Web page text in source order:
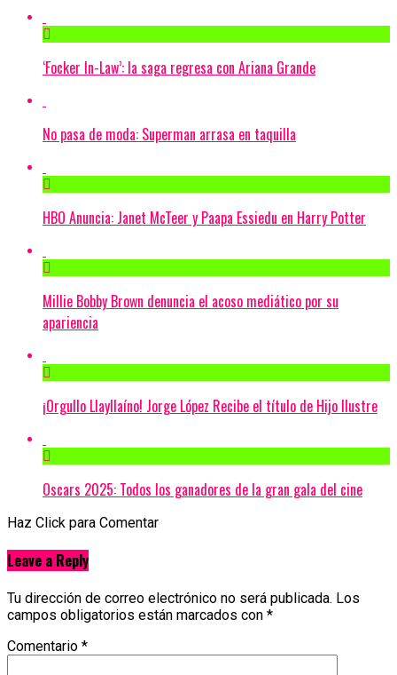
‘Focker In-Law’: la saga regresa con Ariana Grande
No pasa de moda: Superman arrasa en taquilla
HBO Anuncia: Janet McTeer y Paapa Essiedu en Harry Potter
Millie Bobby Brown denuncia el acoso mediático por su
apariencia
¡Orgullo Llayllaíno! Jorge López Recibe el título de Hijo Ilustre
Oscars 2025: Todos los ganadores de la gran gala del cine
Haz Click para Comentar
Leave a Reply
Tu dirección de correo electrónico no será publicada. Los
campos obligatorios están marcados con *
Comentario *